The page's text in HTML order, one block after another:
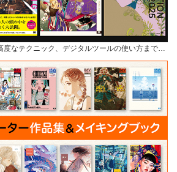
度なテクニック、デジタルツールの使い方まで…